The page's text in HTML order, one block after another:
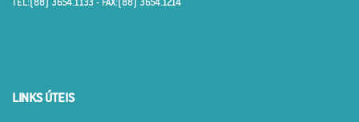
LINKS ÚTEIS